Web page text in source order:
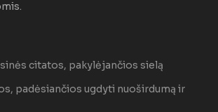
citatos, pakylėjančios sielą
padėsiančios ugdyti nuoširdumą ir